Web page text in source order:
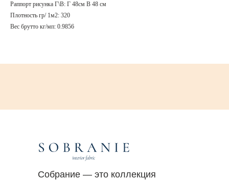
Раппорт рисунка Г\В: Г 48см В 48 см
Плотность гр/ 1м2: 320
Вес брутто кг/мп: 0.9856
Собрание — это коллекция